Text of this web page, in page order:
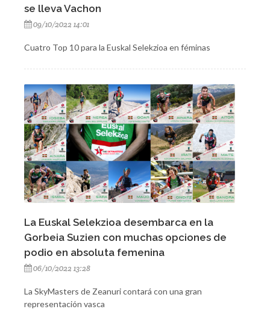
se lleva Vachon
09/10/2022 14:01
Cuatro Top 10 para la Euskal Selekzioa en féminas
La Euskal Selekzioa desembarca en la
Gorbeia Suzien con muchas opciones de
podio en absoluta femenina
06/10/2022 13:28
La SkyMasters de Zeanuri contará con una gran
representación vasca